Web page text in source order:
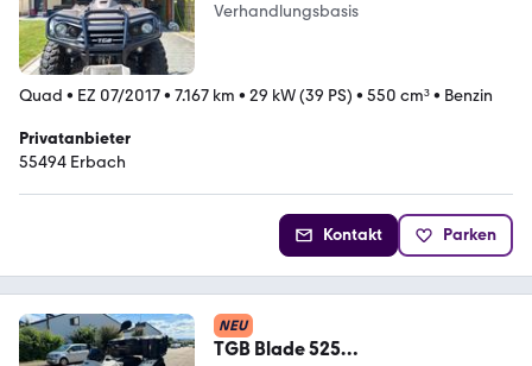
Verhandlungsbasis
Quad • EZ 07/2017• 7.167 km • 29 kW (39 PS) • 550 cm³• Benzin
Privatanbieter
55494 Erbach
Kontakt Parken
NEU
TGB Blade 525